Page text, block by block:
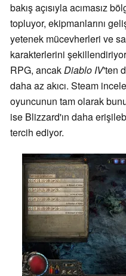
bakış açısıyla acımasız
topluyor, ekipmanlarını
yetenek mücevherleri ve
karakterlerini
RPG, ancakDiablo IV'ten
daha az akıcı. Steam
oyuncunun tam olarak
ise Blizzard'ın daha
tercih ediyor.